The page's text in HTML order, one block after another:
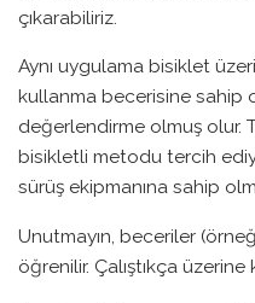
çıkarabiliriz.
Aynı uygulama bisiklet
kullanma becerisine sahip
değerlendirme olmuş olur.
bisikletli metodu tercih
sürüş ekipmanına sahip
Unutmayın, beceriler
öğrenilir. Çalıştıkça üzerine